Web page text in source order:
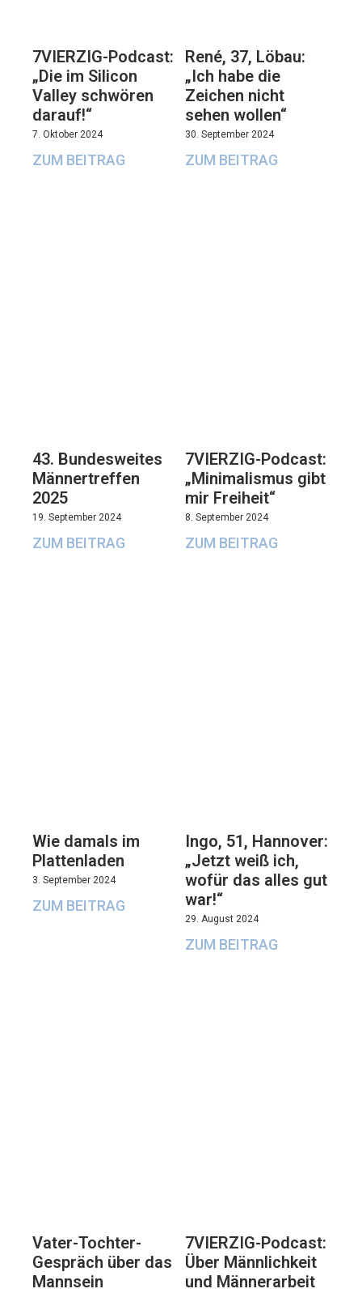
7VIERZIG-Podcast:
„Die im Silicon
Valley schwören
darauf!“
7. Oktober 2024
ZUM BEITRAG
René, 37, Löbau:
„Ich habe die
Zeichen nicht
sehen wollen“
30. September 2024
ZUM BEITRAG
43. Bundesweites
Männertreffen
2025
19. September 2024
ZUM BEITRAG
7VIERZIG-Podcast:
„Minimalismus gibt
mir Freiheit“
8. September 2024
ZUM BEITRAG
Wie damals im
Plattenladen
3. September 2024
ZUM BEITRAG
Ingo, 51, Hannover:
„Jetzt weiß ich,
wofür das alles gut
war!“
29. August 2024
ZUM BEITRAG
Vater-Tochter-
Gespräch über das
Mannsein
7VIERZIG-Podcast:
Über Männlichkeit
und Männerarbeit